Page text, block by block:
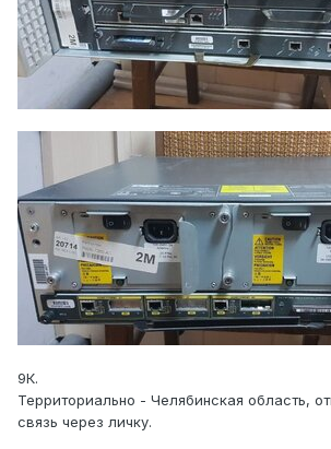
9К.
Территориально - Челябинская область,
связь через личку.